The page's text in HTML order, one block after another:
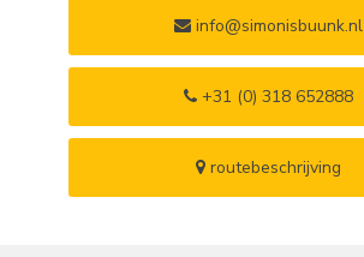
info@simonisbuunk.nl
+31 (0) 318 652888
routebeschrijving